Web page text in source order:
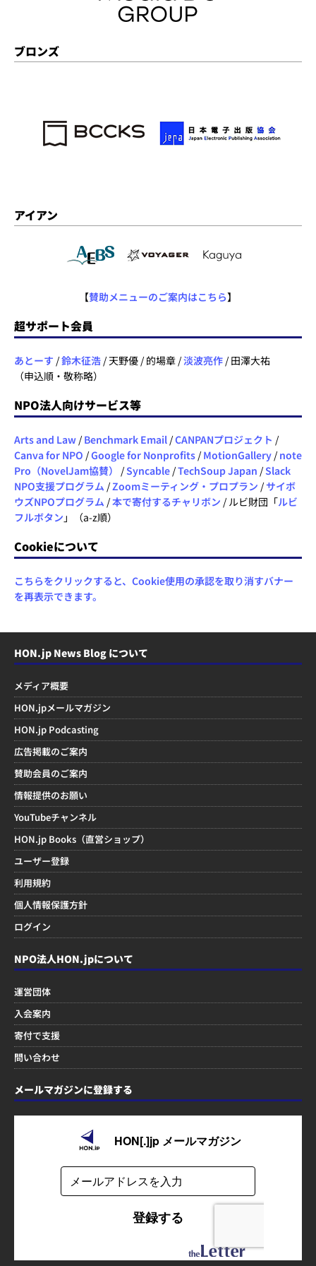
ブロンズ
アイアン
【賛助メニューのご案内はこちら】
超サポート会員
あとーす /鈴木征浩 / 天野優 / 的場章 /淡波亮作 / 田澤大祐
（申込順・敬称略）
NPO法人向けサービス等
Arts and Law / Benchmark Email /CANPANプロジェクト /
Canva for NPO /Google for Nonprofits / MotionGallery / note
Pro（NovelJam協賛）
/Syncable /TechSoup Japan /Slack
NPO支援プログラム /Zoomミーティング・プロプラン /サイボ
ウズNPOプログラム /本で寄付するチャリボン / ルビ財団「ルビ
フルボタン 」（a-z順）
Cookieについて
こちらをクリックすると、Cookie使用の承認を取り消すバナー
を再表示できます。
HON.jp News Blog について
メディア概要
HON.jpメールマガジン
HON.jp Podcasting
広告掲載のご案内
賛助会員のご案内
情報提供のお願い
YouTubeチャンネル
HON.jp Books（直営ショップ）
ユーザー登録
利用規約
個人情報保護方針
ログイン
NPO法人HON.jpについて
運営団体
入会案内
寄付で支援
問い合わせ
メールマガジンに登録する